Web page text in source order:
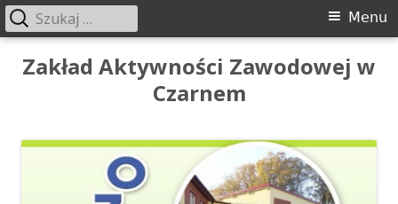
Przeskocz
Zakład Aktywności Zawodowej w
Czarnem
Menu
główne
Menu
Szukaj: